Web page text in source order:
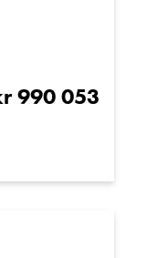
990 053